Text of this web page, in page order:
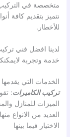
متخصصة في
نتميز بتقديم كافة
للأخطار.
لدينا افضل فني
خدمة وتجربة
الخدمات التي يقدمها
تركيب الكاميرات:
الميزات للمنازل
العديد من الانواع
الاختيار فيما بينها